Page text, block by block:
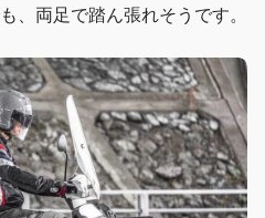
、両足で踏ん張れそうです。